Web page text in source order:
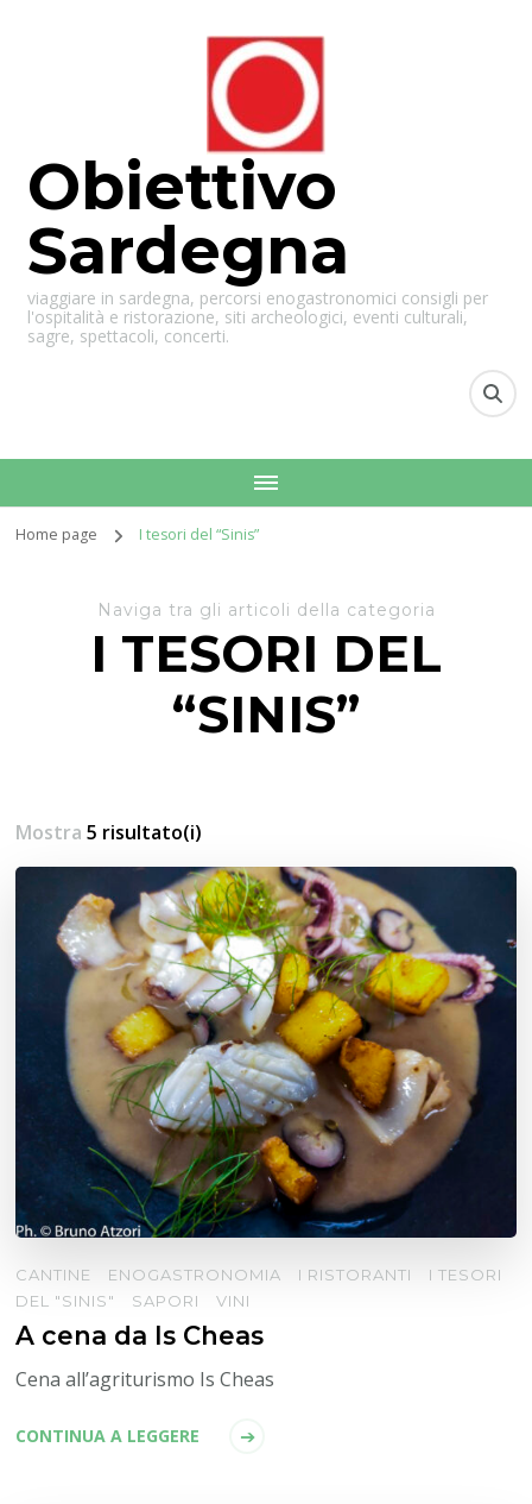
Obiettivo
Sardegna
viaggiare in sardegna, percorsi enogastronomici consigli per
l'ospitalità e ristorazione, siti archeologici, eventi culturali,
sagre, spettacoli, concerti.
Home page I tesori del “Sinis”
Naviga tra gli articoli della categoria
I TESORI DEL
“SINIS”
Mostra5 risultato(i)
CANTINE ENOGASTRONOMIA I RISTORANTI
I TESORI
DEL "SINIS"
SAPORI VINI
A cena da Is Cheas
Cena all’agriturismo Is Cheas
CONTINUA A LEGGERE